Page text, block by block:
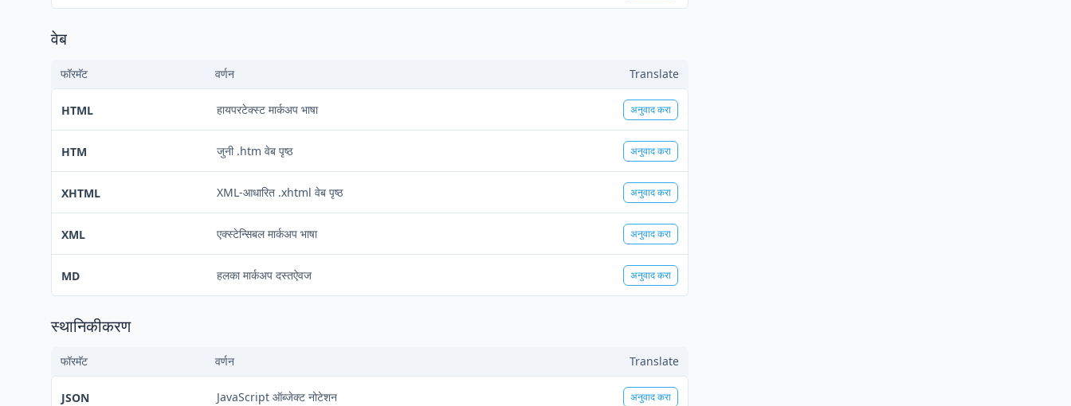
वेब
फॉरमॅट वर्णन Translate
HTML हायपरटेक्स्ट मार्कअप भाषा अनुवाद करा
HTM जुनी .htm वेब पृष्ठ अनुवाद करा
XHTML XML-आधारित .xhtml वेब पृष्ठ अनुवाद करा
XML एक्स्टेन्सिबल मार्कअप भाषा अनुवाद करा
MD हलका मार्कअप दस्तऐवज अनुवाद करा
स्थानिकीकरण
फॉरमॅट वर्णन Translate
JSON JavaScript ऑब्जेक्ट नोटेशन अनुवाद करा